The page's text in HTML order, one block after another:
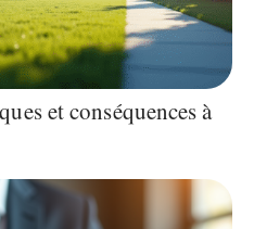
et conséquences à